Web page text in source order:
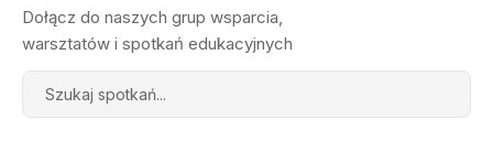
Dołącz do naszych grup wsparcia,
warsztatów i spotkań edukacyjnych
Search